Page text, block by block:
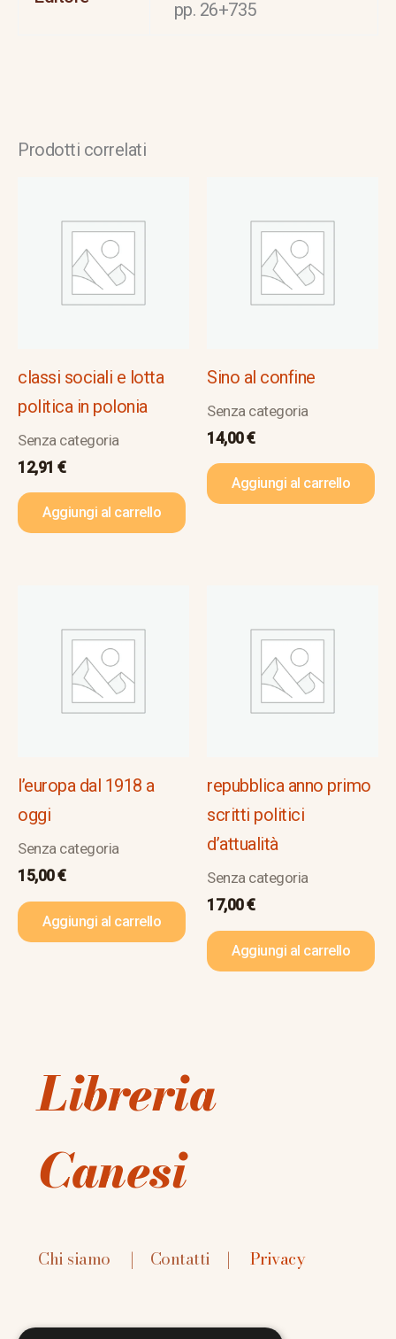
pp. 26+735
Prodotti correlati
classi sociali e lotta
politica in polonia
Senza categoria
12,91 €
Aggiungi al carrello
Sino al confine
Senza categoria
14,00€
Aggiungi al carrello
l’europa dal 1918 a
oggi
Senza categoria
15,00€
Aggiungi al carrello
repubblica anno primo
scritti politici
d’attualità
Senza categoria
17,00€
Aggiungi al carrello
Libreria
Canesi
Chi siamo | Contatti | Privacy